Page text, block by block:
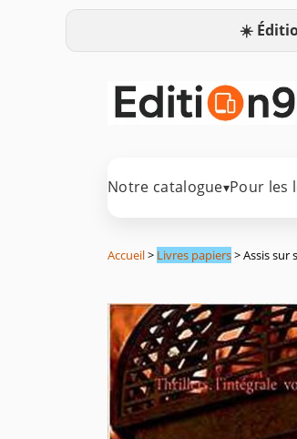
☀️
Notre catalogue▾Pour les
Accueil> Livres papiers> Assis sur